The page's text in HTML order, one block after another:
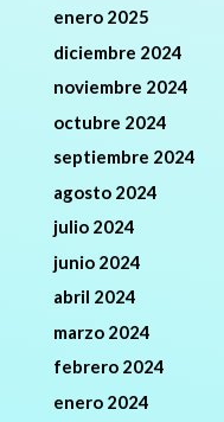
enero 2025
diciembre 2024
noviembre 2024
octubre 2024
septiembre 2024
agosto 2024
julio 2024
junio 2024
abril 2024
marzo 2024
febrero 2024
enero 2024